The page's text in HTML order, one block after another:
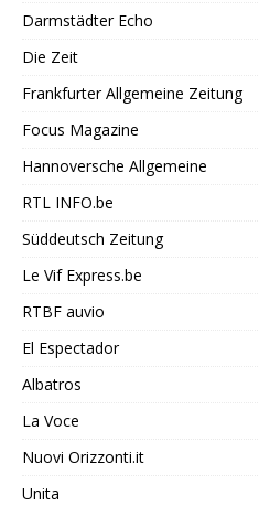
Darmstädter Echo
Die Zeit
Frankfurter Allgemeine Zeitung
Focus Magazine
Hannoversche Allgemeine
RTL INFO.be
Süddeutsch Zeitung
Le Vif Express.be
RTBF auvio
El Espectador
Albatros
La Voce
Nuovi Orizzonti.it
Unita